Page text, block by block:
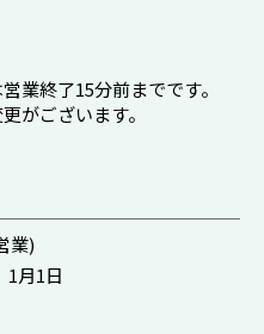
業終了15分前までです。
がございます。
業)
1月1日